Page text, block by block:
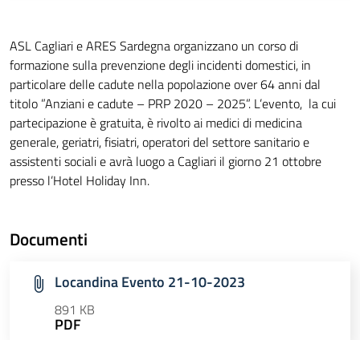
ASL Cagliari e ARES Sardegna organizzano un corso di
formazione sulla prevenzione degli incidenti domestici, in
particolare delle cadute nella popolazione over 64 anni dal
titolo ”Anziani e cadute – PRP 2020 – 2025”. L’evento, la cui
partecipazione è gratuita, è rivolto ai medici di medicina
generale, geriatri, fisiatri, operatori del settore sanitario e
assistenti sociali e avrà luogo a Cagliari il giorno 21 ottobre
presso l’Hotel Holiday Inn.
Documenti
Locandina Evento 21-10-2023
891 KB
PDF